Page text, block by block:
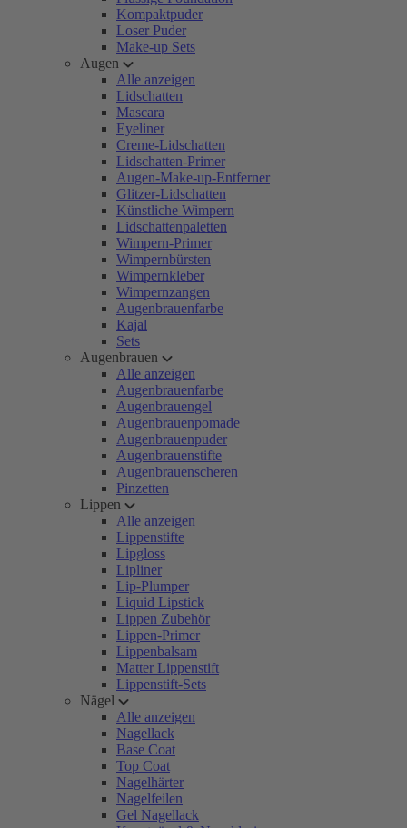
Kompaktpuder
Loser Puder
Make-up Sets
Augen
Alle anzeigen
Lidschatten
Mascara
Eyeliner
Creme-Lidschatten
Lidschatten-Primer
Augen-Make-up-Entferner
Glitzer-Lidschatten
Künstliche Wimpern
Lidschattenpaletten
Wimpern-Primer
Wimpernbürsten
Wimpernkleber
Wimpernzangen
Augenbrauenfarbe
Kajal
Sets
Augenbrauen
Alle anzeigen
Augenbrauenfarbe
Augenbrauengel
Augenbrauenpomade
Augenbrauenpuder
Augenbrauenstifte
Augenbrauenscheren
Pinzetten
Lippen
Alle anzeigen
Lippenstifte
Lipgloss
Lipliner
Lip-Plumper
Liquid Lipstick
Lippen Zubehör
Lippen-Primer
Lippenbalsam
Matter Lippenstift
Lippenstift-Sets
Nägel
Alle anzeigen
Nagellack
Base Coat
Top Coat
Nagelhärter
Nagelfeilen
Gel Nagellack